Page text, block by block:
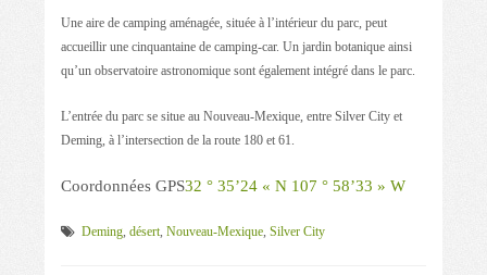
Une aire de camping aménagée, située à l’intérieur du parc, peut
accueillir une cinquantaine de camping-car. Un jardin botanique ainsi
qu’un observatoire astronomique sont également intégré dans le parc.
L’entrée du parc se situe au Nouveau-Mexique, entre Silver City et
Deming, à l’intersection de la route 180 et 61.
Coordonnées GPS32 ° 35’24 « N 107 ° 58’33 » W
Deming, désert, Nouveau-Mexique, Silver City